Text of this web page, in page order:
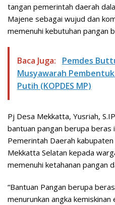
tangan pemerintah daerah
Majene sebagai wujud dan
memenuhi kebutuhan pangan
Baca Juga:
Pemdes
Musyawarah
Putih (KOPDES MP)
Pj Desa Mekkatta, Yusriah,
bantuan pangan berupa beras
Pemerintah Daerah
Mekkatta Selatan kepada
memenuhi ketahanan pangan
“Bantuan Pangan berupa
menurunkan angka